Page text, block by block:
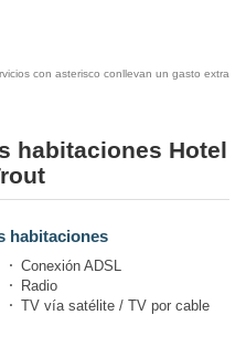
con asterisco conllevan un gasto extra
habitaciones Hotel
habitaciones
Conexión ADSL
Radio
TV vía satélite / TV por cable